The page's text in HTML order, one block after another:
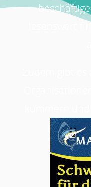
lesenswert